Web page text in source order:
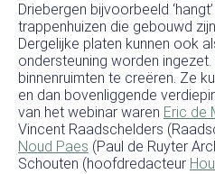
Driebergen bijvoorbeeld
trappenhuizen die gebouwd
Dergelijke platen kunnen ook
ondersteuning worden
binnenruimten te creëren. Ze
en dan bovenliggende
van het webinar waren Eric de
Vincent Raadschelders
Noud Paes (Paul de Ruyter
Schouten (hoofdredacteur